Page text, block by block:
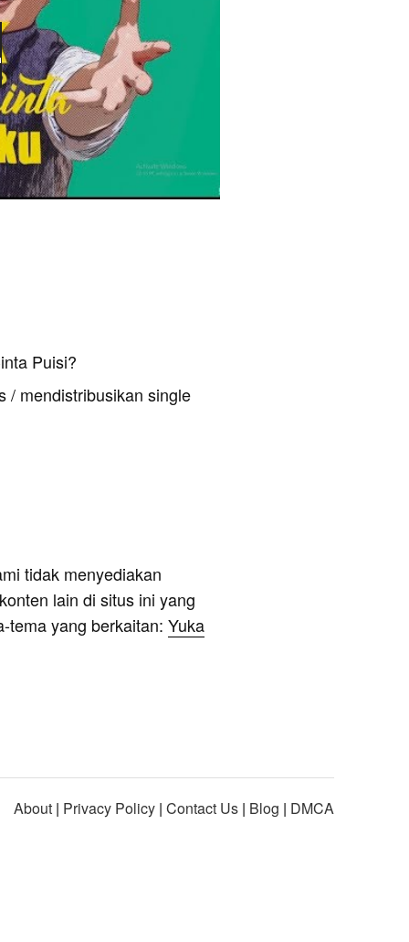
Puisi?
/ mendistribusikan single
tidak menyediakan
lain di situs ini yang
tema yang berkaitan: Yuka
About | Privacy Policy | Contact Us | Blog | DMCA